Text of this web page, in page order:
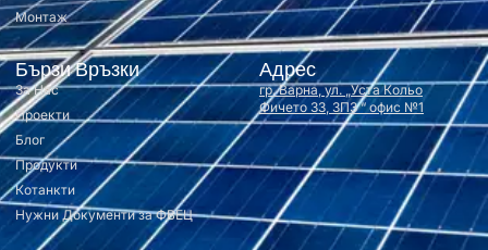
Монтаж
Бързи Връзки
За Нас
Проекти
Блог
Продукти
Котанкти
Нужни Документи за ФВЕЦ
Адрес
гр. Варна, ул. „Уста Кольо
Фичето 33, ЗПЗ “ офис №1